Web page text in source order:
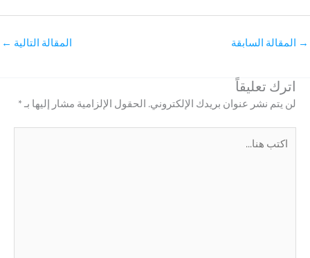
→ المقالة السابقة المقالة التالية ←
اترك تعليقاً
لن يتم نشر عنوان بريدك الإلكتروني.الحقول الإلزامية مشار إليها بـ*
اكتب
هنا...